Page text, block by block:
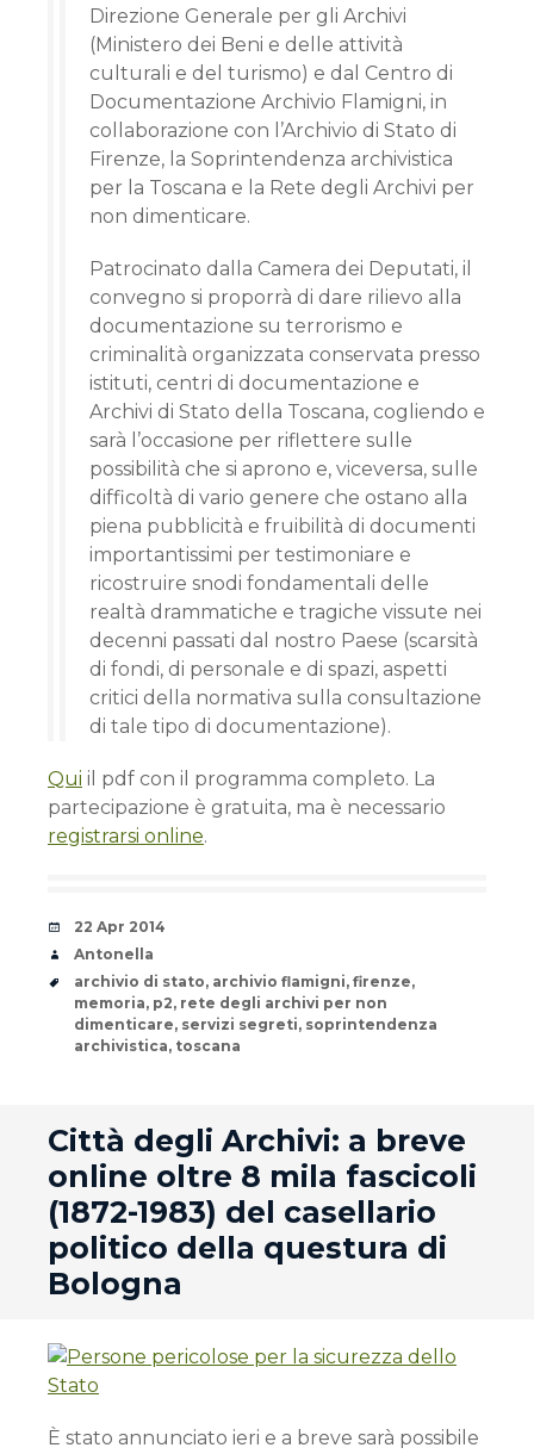
Direzione Generale per gli Archivi
(Ministero dei Beni e delle attività
culturali e del turismo) e dal Centro di
Documentazione Archivio Flamigni, in
collaborazione con l’Archivio di Stato di
Firenze, la Soprintendenza archivistica
per la Toscana e la Rete degli Archivi per
non dimenticare.
Patrocinato dalla Camera dei Deputati, il
convegno si proporrà di dare rilievo alla
documentazione su terrorismo e
criminalità organizzata conservata presso
istituti, centri di documentazione e
Archivi di Stato della Toscana, cogliendo e
sarà l’occasione per riflettere sulle
possibilità che si aprono e, viceversa, sulle
difficoltà di vario genere che ostano alla
piena pubblicità e fruibilità di documenti
importantissimi per testimoniare e
ricostruire snodi fondamentali delle
realtà drammatiche e tragiche vissute nei
decenni passati dal nostro Paese (scarsità
di fondi, di personale e di spazi, aspetti
critici della normativa sulla consultazione
di tale tipo di documentazione).
Qui il pdf con il programma completo. La
partecipazione è gratuita, ma è necessario
registrarsi online.
Date
22 Apr 2014
Author
Antonella
Tags
archivio di stato, archivio flamigni, firenze,
memoria, p2, rete degli archivi per non
dimenticare, servizi segreti, soprintendenza
archivistica, toscana
Città degli Archivi: a breve
online oltre 8 mila fascicoli
(1872-1983) del casellario
politico della questura di
Bologna
È stato annunciato ieri e a breve sarà possibile